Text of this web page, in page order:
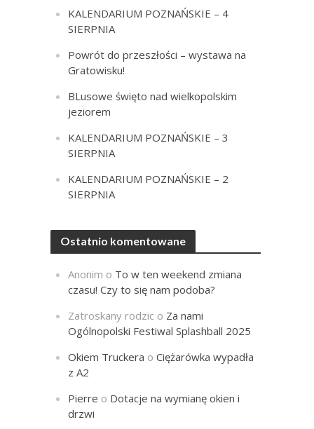
KALENDARIUM POZNAŃSKIE – 4
SIERPNIA
Powrót do przeszłości – wystawa na
Gratowisku!
BLusowe święto nad wielkopolskim
jeziorem
KALENDARIUM POZNAŃSKIE – 3
SIERPNIA
KALENDARIUM POZNAŃSKIE – 2
SIERPNIA
Ostatnio komentowane
Anonim o To w ten weekend zmiana
czasu! Czy to się nam podoba?
Zatroskany rodzic o Za nami
Ogólnopolski Festiwal Splashball 2025
Okiem Truckera oCiężarówka wypadła
z A2
Pierre o Dotacje na wymianę okien i
drzwi